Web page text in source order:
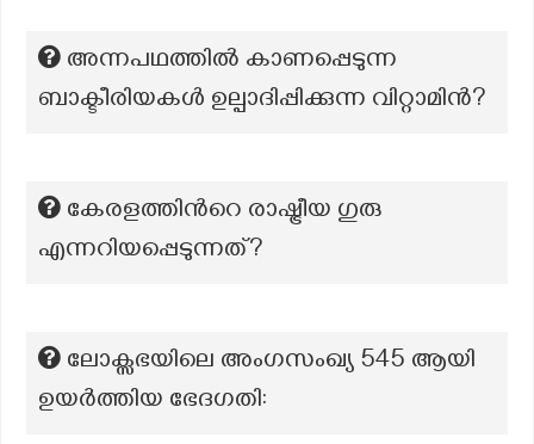
അന്നപഥത്തിൽ കാണപ്പെടുന്ന
ബാക്ടീരിയകൾ ഉല്പാദിപ്പിക്കുന്ന വിറ്റാമിൻ?
കേരളത്തിന്‍റെ രാഷ്ട്രീയ ഗുരു
എന്നറിയപ്പെടുന്നത്?
ലോക്സഭയിലെ അംഗസംഖ്യ 545 ആയി
ഉയർത്തിയ ഭേദഗതി: